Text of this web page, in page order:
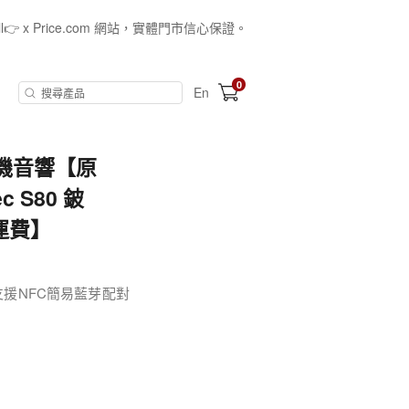
x Price.com 網站，實體門市信心保證。
En 0
音響【原
S80 鈹
】
NFC簡易藍芽配對